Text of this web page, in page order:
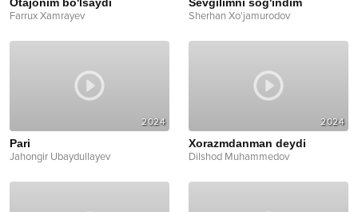
Farrux Xamrayev
Sherhan Xo'jamurodov
2024
Pari
Jahongir Ubaydullayev
2024
Xorazmdanman deydi
Dilshod Muhammedov